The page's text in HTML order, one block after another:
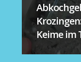
Keime im